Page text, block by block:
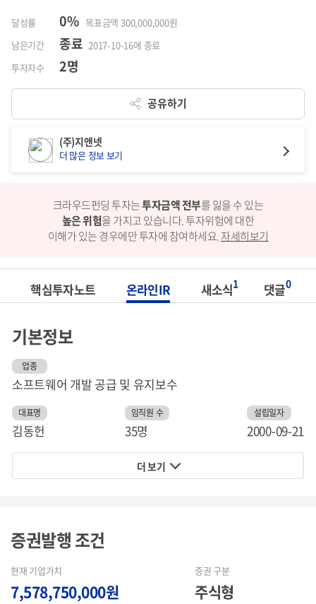
달성률 0% 목표금액 300,000,000원
남은기간
종료 2017-10-16에 종료
투자자수
2명
공유하기
크라우드펀딩 투자는투자금액 전부를 잃을 수 있는
높은 위험을 가지고 있습니다.투자위험에 대한
이해가 있는 경우에만 투자에 참여하세요.자세히보기
(주)지앤넷
더 많은 정보 보기
핵심투자노트 온라인IR 새소식1 댓글0
기본정보
업종
소프트웨어 개발 공급 및 유지보수
대표명
김동헌
임직원 수
35명
설립일자
2000-09-21
더 보기
증권발행조건
현재 기업가치
7,578,750,000원
증권 구분
주식형